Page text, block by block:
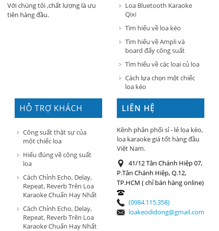
Với chúng tôi ,chất lượng là ưu
tiên hàng đầu.
Loa Bluetooth Karaoke
Qixi
Tìm hiểu về loa kéo
Tìm hiểu về Ampli và
board đẩy công suất
Tìm hiểu về các loại củ loa
Cách lựa chọn một chiếc
loa kéo
HỖ TRỢ KHÁCH
HÀNG
Công suất thật sự của
một chiếc loa
Hiểu đúng về công suất
loa
Cách Chỉnh Echo, Delay,
Repeat, Reverb Trên Loa
Karaoke Chuẩn Hay Nhất
Cách Chỉnh Echo, Delay,
Repeat, Reverb Trên Loa
Karaoke Chuẩn Hay Nhất
LIÊN HỆ
Kênh phân phối sỉ - lẻ loa kéo,
loa karaoke giá tốt hàng đầu
Việt Nam.
41/12 Tân Chánh Hiệp 07,
P.Tân Chánh Hiệp, Q.12,
TP.HCM ( chỉ bán hàng online)
(0984.115.358)
loakeodidong@gmail.com